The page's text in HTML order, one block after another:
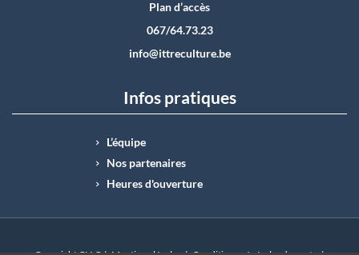
Plan d’accès
067/64.73.23
info@ittreculture.be
Infos pratiques
L’équipe
Nos partenaires
Heures d'ouverture